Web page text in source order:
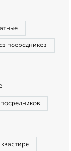
посредников
посредников
квартире